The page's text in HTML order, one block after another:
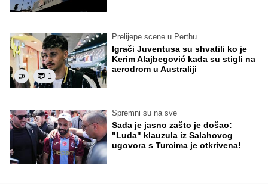
1
Prelijepe scene u Perthu
Igrači Juventusa su shvatili ko je
Kerim Alajbegović kada su stigli na
aerodrom u Australiji
Spremni su na sve
Sada je jasno zašto je došao:
"Luda" klauzula iz Salahovog
ugovora s Turcima je otkrivena!